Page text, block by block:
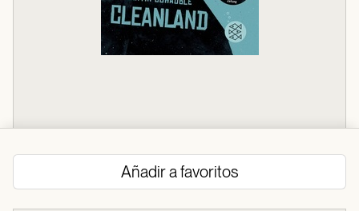
Añadir a favoritos